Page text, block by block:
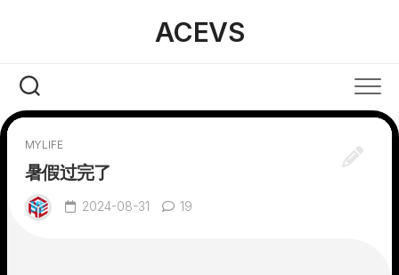
ACEVS
MYLIFE
暑假过完了
2024-08-31 19